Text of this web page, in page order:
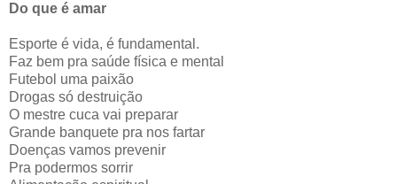
Do que é amar
Esporte é vida, é fundamental.
Faz bem pra saúde física e mental
Futebol uma paixão
Drogas só destruição
O mestre cuca vai preparar
Grande banquete pra nos fartar
Doenças vamos prevenir
Pra podermos sorrir